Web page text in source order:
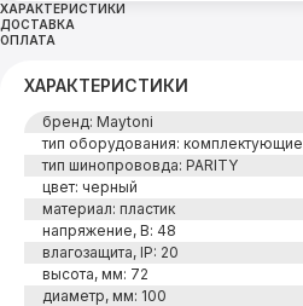
ХАРАКТЕРИСТИКИ
ДОСТАВКА
ОПЛАТА
ХАРАКТЕРИСТИКИ
бренд: Maytoni
тип оборудования: комплектующие
тип шинопрововда: PARITY
цвет: черный
материал: пластик
напряжение, В: 48
влагозащита, IP: 20
высота, мм: 72
диаметр, мм: 100